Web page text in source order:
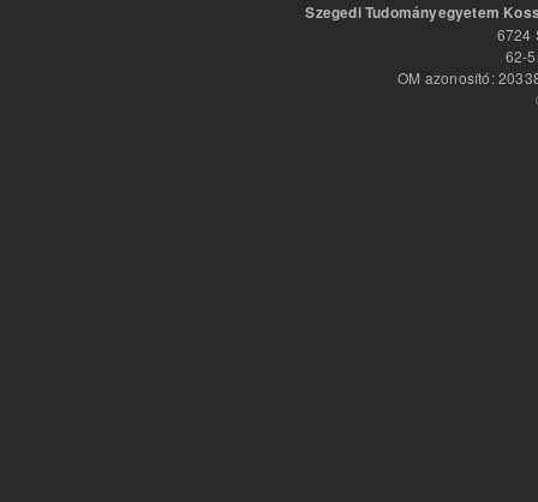
Szegedi Tudományegyetem
6724
62-
OM azonosító: